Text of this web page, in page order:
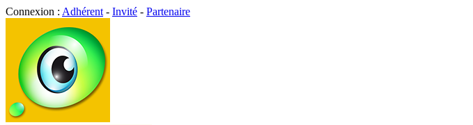
Connexion : Adhérent - Invité - Partenaire